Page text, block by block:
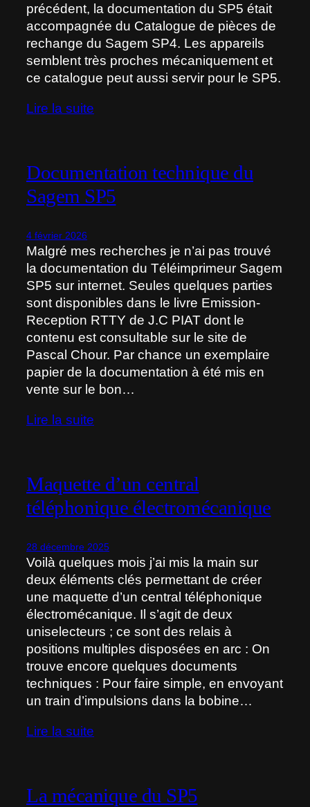
précédent, la documentation du SP5 était
accompagnée du Catalogue de pièces de
rechange du Sagem SP4. Les appareils
semblent très proches mécaniquement et
ce catalogue peut aussi servir pour le SP5.
Lire la suite
Documentation technique du
Sagem SP5
4 février 2026
Malgré mes recherches je n’ai pas trouvé
la documentation du Téléimprimeur Sagem
SP5 sur internet. Seules quelques parties
sont disponibles dans le livre Emission-
Reception RTTY de J.C PIAT dont le
contenu est consultable sur le site de
Pascal Chour. Par chance un exemplaire
papier de la documentation à été mis en
vente sur le bon…
Lire la suite
Maquette d’un central
téléphonique électromécanique
28 décembre 2025
Voilà quelques mois j’ai mis la main sur
deux éléments clés permettant de créer
une maquette d’un central téléphonique
électromécanique. Il s’agit de deux
uniselecteurs ; ce sont des relais à
positions multiples disposées en arc : On
trouve encore quelques documents
techniques : Pour faire simple, en envoyant
un train d’impulsions dans la bobine…
Lire la suite
La mécanique du SP5